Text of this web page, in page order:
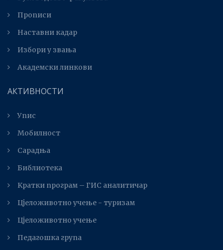
Прописи
Наставни кадар
Избори у звања
Академски линкови
АКТИВНОСТИ
Упис
Мобилност
Сарадња
Библиотека
Kратки програм – ГИС аналитичар
Цјеложивотно учење - туризам
Цјеложивотно учење
Педагошка група